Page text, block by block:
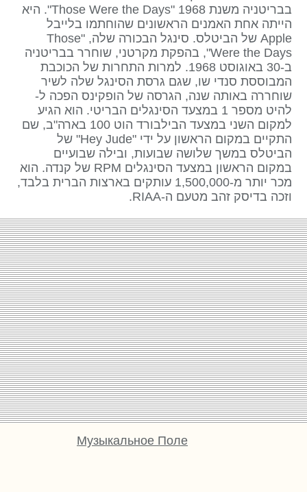
בבריטניה משנת 1968 "Those Were the Days". היא
הייתה אחת האמנים הראשונים שהוחתמו בלייבל
Apple של הביטלס. סינגל הבכורה שלה, "Those
Were the Days", בהפקת מקרטני, שוחרר בבריטניה
ב-30 באוגוסט 1968. למרות התחרות של הכוכבת
המבוססת סנדי שו, שגם גרסת הסינגל שלה לשיר
שוחררה באותה שנה, הגרסה של הופקינס הפכה ל-
להיט מספר 1 במצעד הסינגלים הבריטי. הוא הגיע
למקום השני במצעד הבילבורד הוט 100 בארה"ב, שם
התקיים במקום הראשון על ידי "Hey Jude" של
הביטלס במשך שלושה שבועות, ובילה שבועיים
במקום הראשון במצעד הסינגלים RPM של קנדה. הוא
מכר יותר מ-1,500,000 עותקים בארצות הברית בלבד,
וזכה בדיסק זהב מטעם ה-RIAA.
Музыкальное Поле